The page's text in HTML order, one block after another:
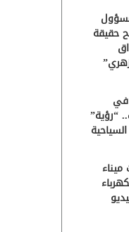
حقيقة
في
“رؤية”